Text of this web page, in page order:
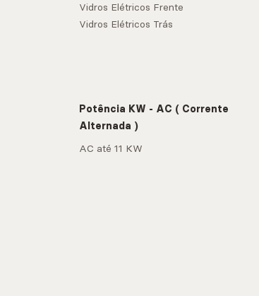
Vidros Elétricos Frente
Vidros Elétricos Trás
Potência KW - AC ( Corrente
Alternada )
AC até 11 KW